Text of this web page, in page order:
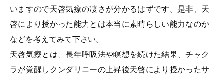
いますので天啓気療の凄さが分かるはずです。是非、天
啓により授かった能力とは本当に素晴らしい能力なのか
などを考えてみて下さい。
天啓気療とは、長年呼吸法や瞑想を続けた結果、チャク
ラが覚醒しクンダリニーの上昇後天啓により授かったサ